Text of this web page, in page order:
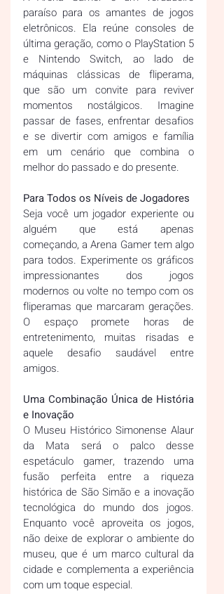
paraíso para os amantes de jogos
eletrônicos. Ela reúne consoles de
última geração, como o PlayStation 5
e Nintendo Switch, ao lado de
máquinas clássicas de fliperama,
que são um convite para reviver
momentos nostálgicos. Imagine
passar de fases, enfrentar desafios
e se divertir com amigos e família
em um cenário que combina o
melhor do passado e do presente.
Seja você um jogador experiente ou
alguém que está apenas
começando, a Arena Gamer tem algo
para todos. Experimente os gráficos
impressionantes dos jogos
modernos ou volte no tempo com os
fliperamas que marcaram gerações.
O espaço promete horas de
entretenimento, muitas risadas e
aquele desafio saudável entre
amigos.
Uma Combinação Única de História
e Inovação
O Museu Histórico Simonense Alaur
da Mata será o palco desse
espetáculo gamer, trazendo uma
fusão perfeita entre a riqueza
histórica de São Simão e a inovação
tecnológica do mundo dos jogos.
Enquanto você aproveita os jogos,
não deixe de explorar o ambiente do
museu, que é um marco cultural da
cidade e complementa a experiência
com um toque especial.